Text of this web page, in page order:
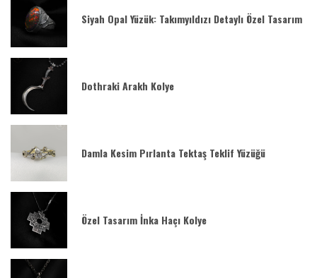
Siyah Opal Yüzük: Takımyıldızı Detaylı Özel Tasarım
Dothraki Arakh Kolye
Damla Kesim Pırlanta Tektaş Teklif Yüzüğü
Özel Tasarım İnka Haçı Kolye